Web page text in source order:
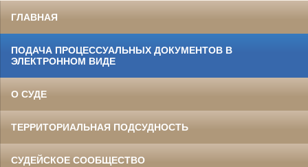
ГЛАВНАЯ
ПОДАЧА ПРОЦЕССУАЛЬНЫХ ДОКУМЕНТОВ В
ЭЛЕКТРОННОМ ВИДЕ
О СУДЕ
ТЕРРИТОРИАЛЬНАЯ ПОДСУДНОСТЬ
СУДЕЙСКОЕ СООБЩЕСТВО